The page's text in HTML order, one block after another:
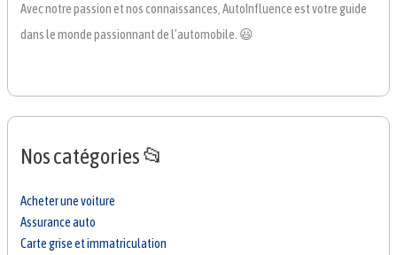
Avec notre passion et nos connaissances, AutoInfluence est votre guide
dans le monde passionnant de l’automobile. 😃
Nos catégories 📂
Acheter une voiture
Assurance auto
Carte grise et immatriculation